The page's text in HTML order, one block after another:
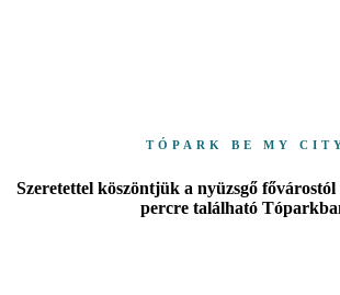
TÓPARK BE MY
Szeretettel köszöntjük a nyüzsgő fővárostól
percre található